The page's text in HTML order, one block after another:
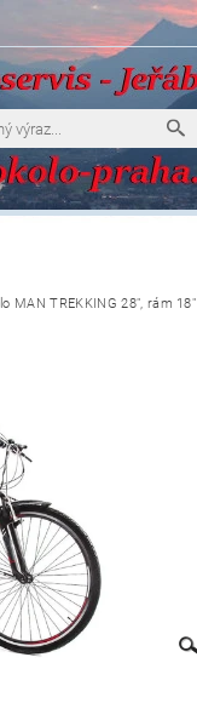
MAN TREKKING 28", rám 18"